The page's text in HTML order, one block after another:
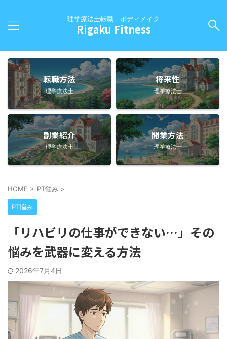
理学療法士転職｜ボディメイク
Rigaku Fitness
転職方法
-理学療法士-
将来性
-理学療法士-
副業紹介
-理学療法士-
開業方法
-理学療法士-
HOME > PT悩み >
PT悩み
「リハビリの仕事ができない…」その
悩みを武器に変える方法
2026年7月4日